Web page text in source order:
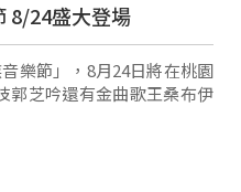
8/24盛大登場
樂節」，8月24日將在桃園
郭芝吟還有金曲歌王桑布伊